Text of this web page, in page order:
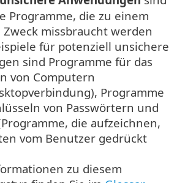
Programme, die zu einem
missbraucht werden
für potenziell unsichere
sind Programme für das
von Computern
Programme
von Passwörtern und
die aufzeichnen,
vom Benutzer gedrückt
zu diesem